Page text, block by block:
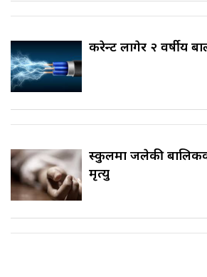
करेन्ट लागेर २ वर्षीय
स्कुलमा जलेकी
मृत्यु